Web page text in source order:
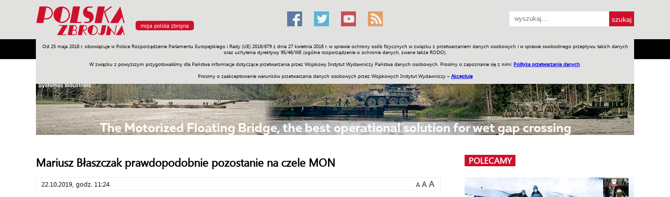
moja polska zbrojna
Od 25 maja 2018 r. obowiązuje w Polsce Rozporządzenie Parlamentu Europejskiego i Rady (UE) 2016/679 z dnia 27 kwietnia 2016 r. w sprawie ochrony osób fizycznych w związku z przetwarzaniem danych osobowych i w sprawie swobodnego przepływu takich danych
oraz uchylenia dyrektywy 95/46/WE (ogólne rozporządzenie o ochronie danych, zwane także RODO).
W związku z powyższym przygotowaliśmy dla Państwa informacje dotyczące przetwarzania przez Wojskowy Instytut Wydawniczy Państwa danych osobowych. Prosimy o zapoznanie się z nimi: Polityka przetwarzania danych
Prosimy o zaakceptowanie warunków przetwarzania danych osobowych przez Wojskowych Instytut Wydawniczy – Akceptuję
Armia Poligon Sprzęt Misje Polityka Prawo Świat Społeczność Sport Historia Galerie Wideo ENGLISH SKLEP Jednodniówki Praca w WIW
Mariusz Błaszczak prawdopodobnie pozostanie na czele MON
22.10.2019, godz. 11:24 A A A
POLECAMY